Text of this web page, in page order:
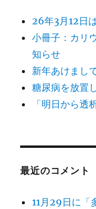
26年3月12日
小冊子：カリ
知らせ
新年あけまし
糖尿病を放置
「明日から透
最近のコメント
11月29日に「